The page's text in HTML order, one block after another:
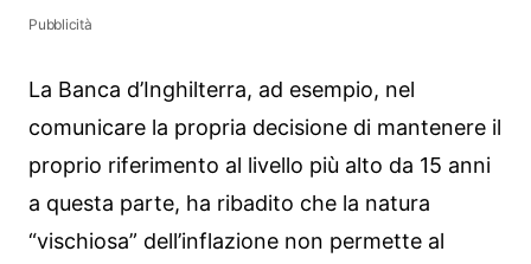
Pubblicità
La Banca d’Inghilterra, ad esempio, nel
comunicare la propria decisione di mantenere il
proprio riferimento al livello più alto da 15 anni
a questa parte, ha ribadito che la natura
“vischiosa” dell’inflazione non permette al